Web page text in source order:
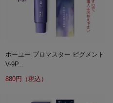
ホーユー プロマスター ピグメント
V-9P...
880円（税込）